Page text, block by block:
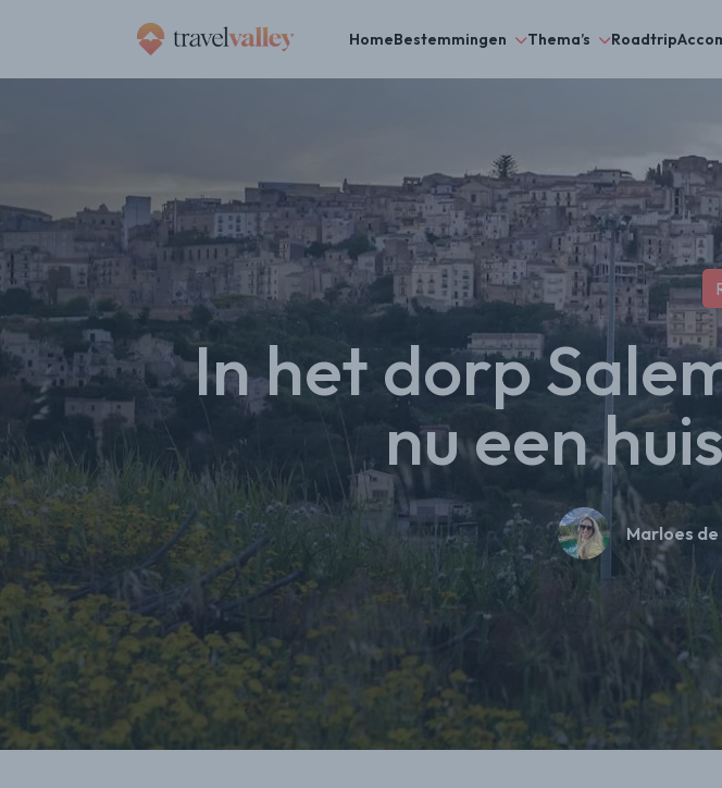
HomeBestemmingen Thema’s Roadtrip
In het dorp
nu een
Marloes